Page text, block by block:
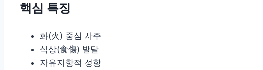
핵심 특징
화(火) 중심 사주
식상(食傷) 발달
자유지향적 성향